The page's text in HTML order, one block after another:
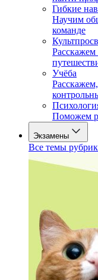
Гибкие
Научим
команде
Расскажем
Учёба
Поможем
Экзамены
Все темы